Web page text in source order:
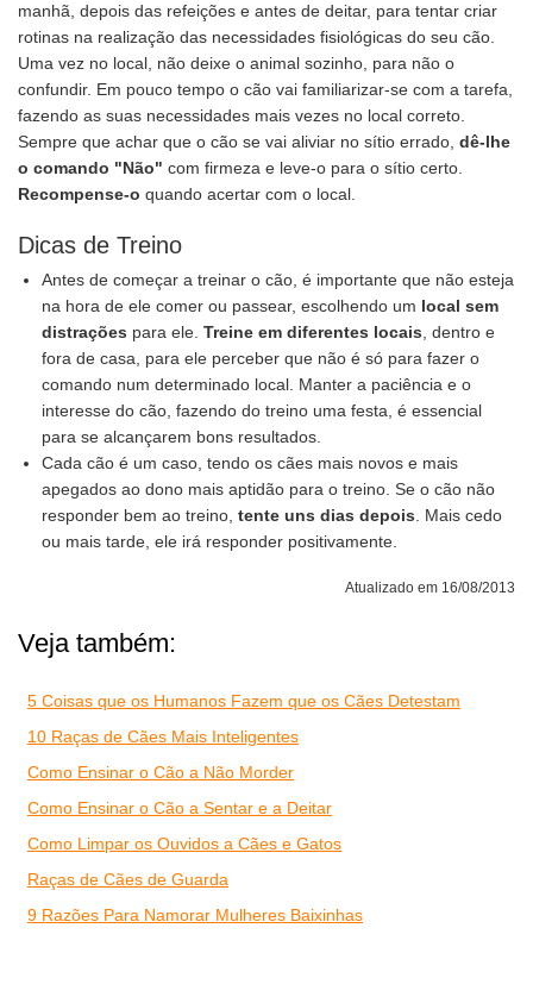
manhã, depois das refeições e antes de deitar, para tentar criar
rotinas na realização das necessidades fisiológicas do seu cão.
Uma vez no local, não deixe o animal sozinho, para não o
confundir. Em pouco tempo o cão vai familiarizar-se com a tarefa,
fazendo as suas necessidades mais vezes no local correto.
Sempre que achar que o cão se vai aliviar no sítio errado, dê-lhe
o comando "Não" com firmeza e leve-o para o sítio certo.
Recompense-o quando acertar com o local.
Dicas de Treino
Antes de começar a treinar o cão, é importante que não esteja
na hora de ele comer ou passear, escolhendo um local sem
distrações para ele. Treine em diferentes locais , dentro e
fora de casa, para ele perceber que não é só para fazer o
comando num determinado local. Manter a paciência e o
interesse do cão, fazendo do treino uma festa, é essencial
para se alcançarem bons resultados.
Cada cão é um caso, tendo os cães mais novos e mais
apegados ao dono mais aptidão para o treino. Se o cão não
responder bem ao treino, tente uns dias depois . Mais cedo
ou mais tarde, ele irá responder positivamente.
Atualizado em 16/08/2013
Veja também:
5 Coisas que os Humanos Fazem que os Cães Detestam
10 Raças de Cães Mais Inteligentes
Como Ensinar o Cão a Não Morder
Como Ensinar o Cão a Sentar e a Deitar
Como Limpar os Ouvidos a Cães e Gatos
Raças de Cães de Guarda
9 Razões Para Namorar Mulheres Baixinhas